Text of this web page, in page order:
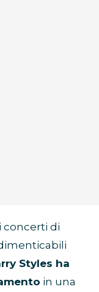
concerti di
Styles ha
in una